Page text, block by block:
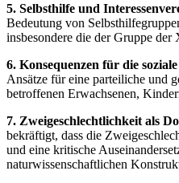
5. Selbsthilfe und
Bedeutung von
insbesondere die der Gruppe der
6. Konsequenzen für die
Ansätze für eine parteiliche und
betroffenen Erwachsenen,
7. Zweigeschlechtlichkeit als
bekräftigt, dass die
und eine kritische
naturwissenschaftlichen